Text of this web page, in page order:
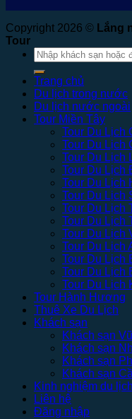
Copyright 2026 © Lắng
Tour
Tìm
kiếm:
Trang chủ
Du lịch trong nước
Du lịch nước ngoài
Tour Miền Tây
Tour Du Lịch
Tour Du Lịch
Tour Du Lịch
Tour Du Lịch
Tour Du Lịch
Tour Du Lịch
Tour Du Lịch
Tour Du Lịch
Tour Du Lịch
Tour Du Lịch
Tour Du Lịch
Tour Du Lịch
Tour Du Lịch
Tour Hành Hương
Thuê Xe Du Lịch
Khách sạn
Khách sạn
Khách sạn
Khách sạn
Khách sạn
Kinh nghiệm du lịch
Liên hệ
Đăng nhập